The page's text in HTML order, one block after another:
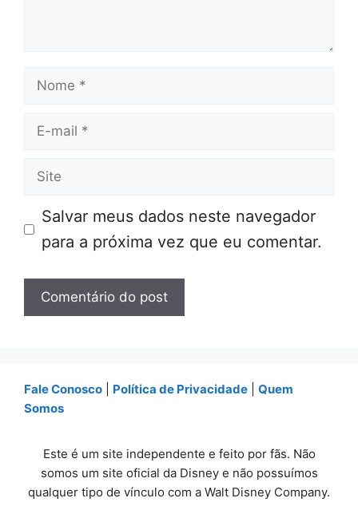
Nome
E-
Site
Salvar meus dados neste navegador
para a próxima vez que eu comentar.
Fale Conosco Política de Privacidade
Quem
Somos
Este é um site independente e feito por fãs. Não
somos um site oficial da Disney e não possuímos
qualquer tipo de vínculo com a Walt Disney Company.